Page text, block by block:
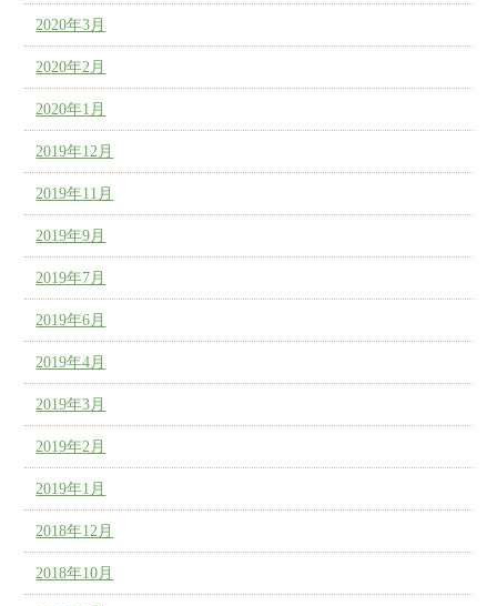
2020年3月
2020年2月
2020年1月
2019年12月
2019年11月
2019年9月
2019年7月
2019年6月
2019年4月
2019年3月
2019年2月
2019年1月
2018年12月
2018年10月